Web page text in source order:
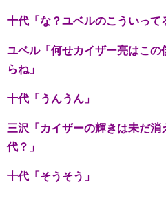
十代「な？ユベルのこういって
ユベル「何せカイザー亮はこ
らね」
十代「うんうん」
三沢「カイザーの輝きは未だ
代？」
十代「そうそう」